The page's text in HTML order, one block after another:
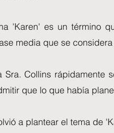
'Karen' es un término
media que se
Sra. Collins rápidamente
que lo que había
a plantear el tema de